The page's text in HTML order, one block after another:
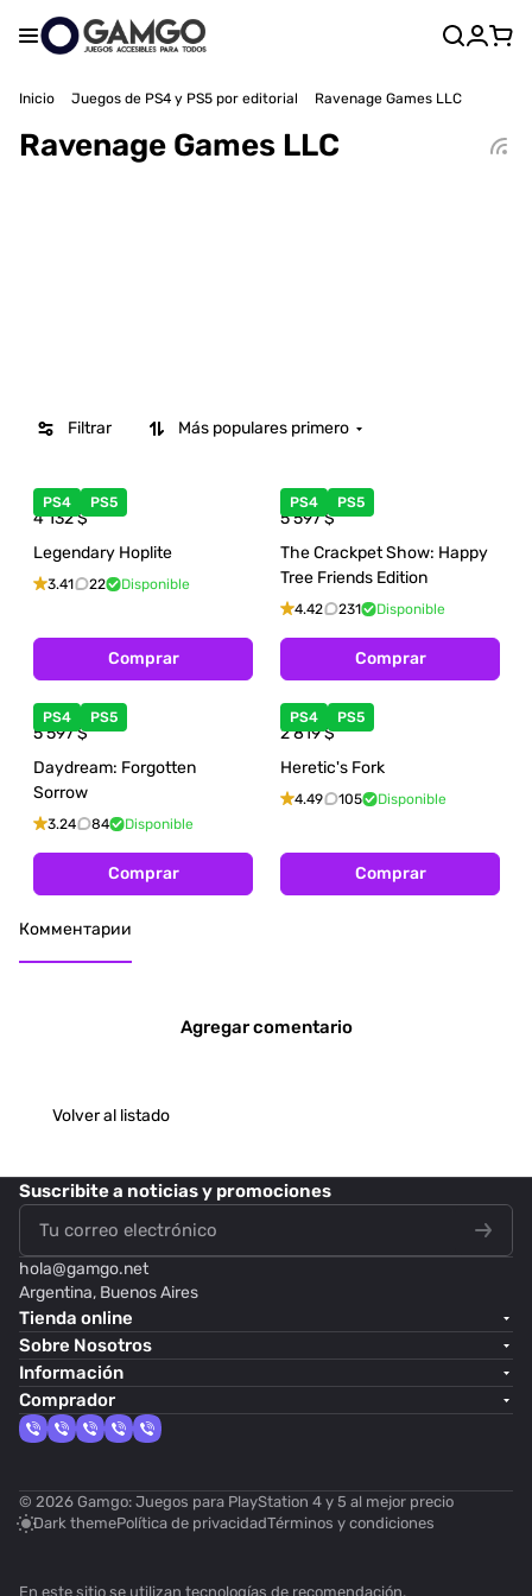
Inicio Juegos de PS4 y PS5 por editorial Ravenage Games LLC
Ravenage Games LLC
Filtrar Más populares primero
PS4 PS5
4 132$
Legendary Hoplite
3.41 22 Disponible
Comprar
PS4 PS5
5 597$
The Crackpet Show: Happy
Tree Friends Edition
4.42 231 Disponible
Comprar
PS4 PS5
5 597$
Daydream: Forgotten
Sorrow
3.24 84 Disponible
Comprar
PS4 PS5
2 819$
Heretic's Fork
4.49 105 Disponible
Comprar
Комментарии
Agregar comentario
Volver al listado
Suscribitea noticias y promociones
hola@gamgo.net
Argentina, Buenos Aires
Tienda online
Sobre Nosotros
Información
Comprador
© 2026 Gamgo: Juegos para PlayStation 4 y 5 al mejor precio
Dark themePolítica de privacidadTérminos y condiciones
En este sitio se utilizan tecnologías de recomendación.